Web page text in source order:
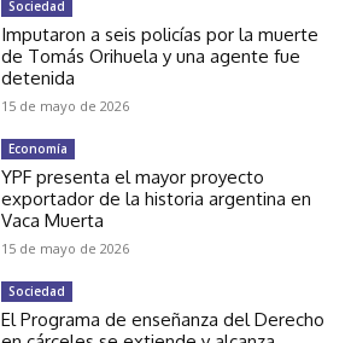
Sociedad
Imputaron a seis policías por la muerte
de Tomás Orihuela y una agente fue
detenida
15 de mayo de 2026
Economía
YPF presenta el mayor proyecto
exportador de la historia argentina en
Vaca Muerta
15 de mayo de 2026
Sociedad
El Programa de enseñanza del Derecho